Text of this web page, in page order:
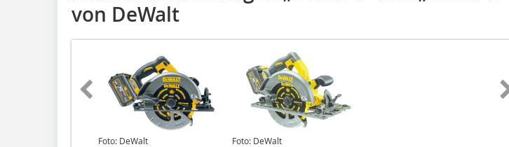
von DeWalt
Foto: DeWalt Foto: DeWalt